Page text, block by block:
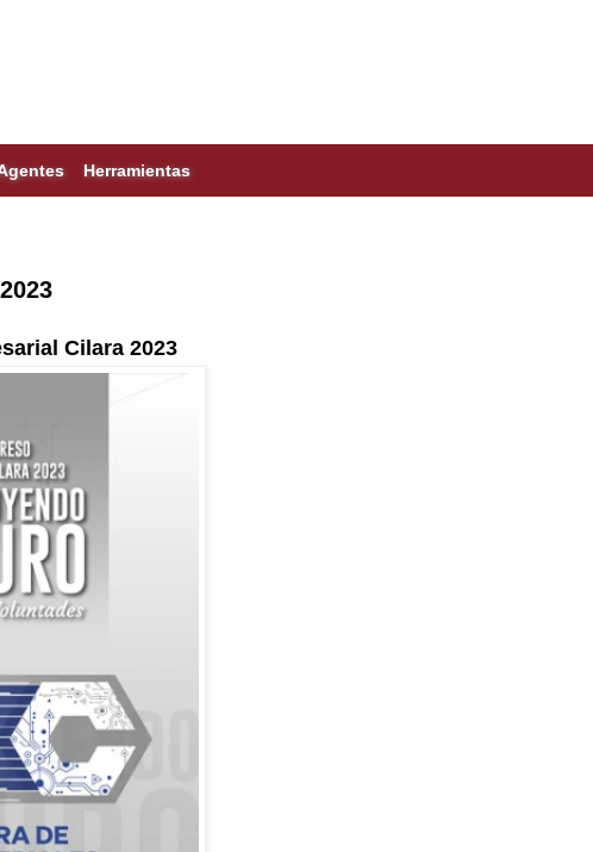
Herramientas
Cilara 2023